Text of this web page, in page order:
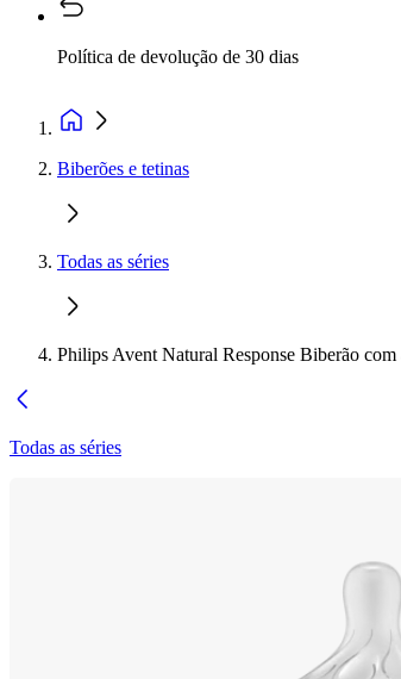
Política de devolução de 30 dias
Biberões e tetinas
Todas as séries
Philips Avent Natural Response Biberão
Todas as séries